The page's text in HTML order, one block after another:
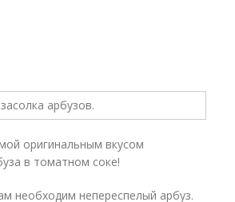
оригинальным вкусом
в томатном соке!
необходим непереспелый арбуз.